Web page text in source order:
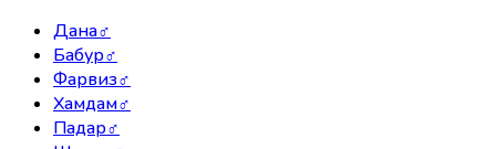
Дана♂
Бабур♂
Фарвиз♂
Хамдам♂
Падар♂